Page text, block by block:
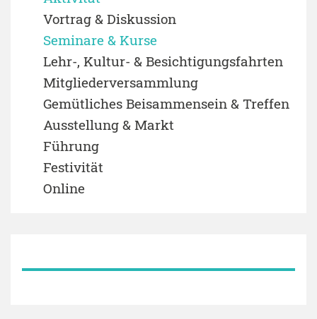
Vortrag & Diskussion
Seminare & Kurse
Lehr-, Kultur- & Besichtigungsfahrten
Mitgliederversammlung
Gemütliches Beisammensein & Treffen
Ausstellung & Markt
Führung
Festivität
Online